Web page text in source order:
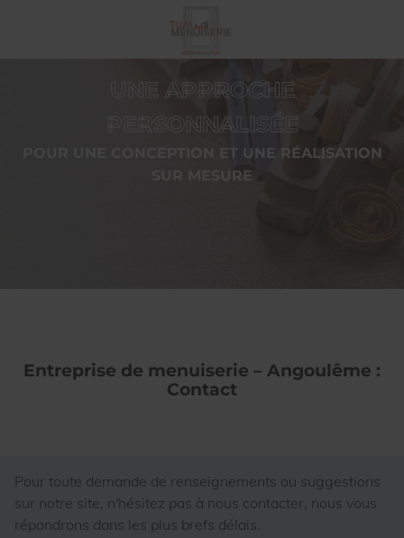
UNE APPROCHE
PERSONNALISÉE
POUR UNE CONCEPTION ET UNE RÉALISATION
SUR MESURE
Entreprise de menuiserie – Angoulême :
Contact
Pour toute demande de renseignements ou suggestions
sur notre site, n'hésitez pas à nous contacter, nous vous
répondrons dans les plus brefs délais.